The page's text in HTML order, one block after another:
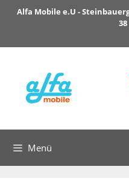
ZumAlfa Mobile e.U -
38
Menü